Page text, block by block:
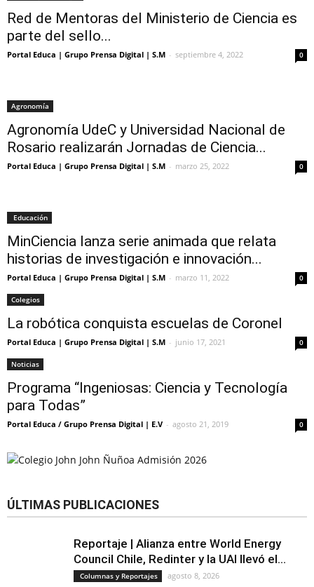
Red de Mentoras del Ministerio de Ciencia es
parte del sello...
Portal Educa | Grupo Prensa Digital | S.M - septiembre 4, 2022 0
Agronomía
Agronomía UdeC y Universidad Nacional de
Rosario realizarán Jornadas de Ciencia...
Portal Educa | Grupo Prensa Digital | S.M - marzo 25, 2022 0
Educación
MinCiencia lanza serie animada que relata
historias de investigación e innovación...
Portal Educa | Grupo Prensa Digital | S.M - marzo 11, 2022 0
Colegios
La robótica conquista escuelas de Coronel
Portal Educa | Grupo Prensa Digital | S.M - junio 17, 2021 0
Noticias
Programa “Ingeniosas: Ciencia y Tecnología
para Todas”
Portal Educa / Grupo Prensa Digital | E.V - agosto 21, 2019 0
ÚLTIMAS PUBLICACIONES
Reportaje | Alianza entre World Energy
Council Chile, Redinter y la UAI llevó el...
Columnas y Reportajes agosto 8, 2026